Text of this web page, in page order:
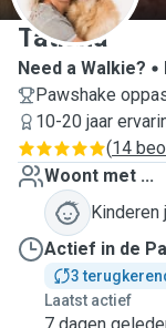
Tatiana
Need a Walkie?
Pawshake
10-20 jaar
(14
Woont met ...
Kinderen
Actief in de
3
Laatst actief